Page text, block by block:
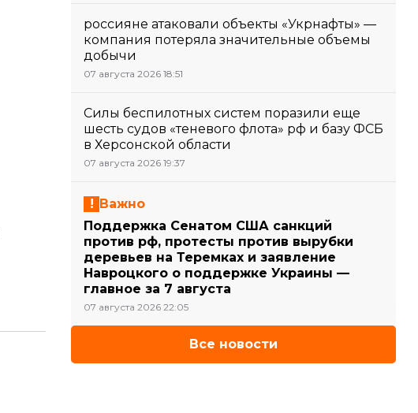
россияне атаковали объекты «Укрнафты» —
компания потеряла значительные объемы
добычи
07 августа 2026 18:51
Силы беспилотных систем поразили еще
шесть судов «теневого флота» рф и базу ФСБ
в Херсонской области
07 августа 2026 19:37
Важно
Поддержка Сенатом США санкций
против рф, протесты против вырубки
деревьев на Теремках и заявление
Навроцкого о поддержке Украины —
главное за 7 августа
07 августа 2026 22:05
Все новости